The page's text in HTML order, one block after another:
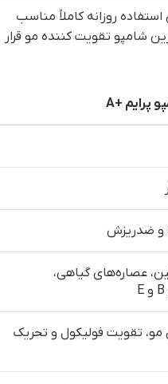
روزانه کاملاً مناسب
شامپو تقویت کننده مو قرار
پرایم +A
و ضدریزش
عصاره‌های گیاهی،
تقویت فولیکول و تحریک